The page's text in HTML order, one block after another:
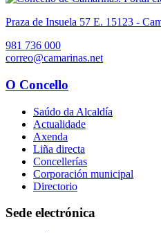
Praza de Insuela 57 E. 15123 -
981 736 000
correo@camarinas.net
O Concello
Saúdo da Alcaldía
Actualidade
Axenda
Liña directa
Concellerías
Corporación municipal
Directorio
Sede electrónica